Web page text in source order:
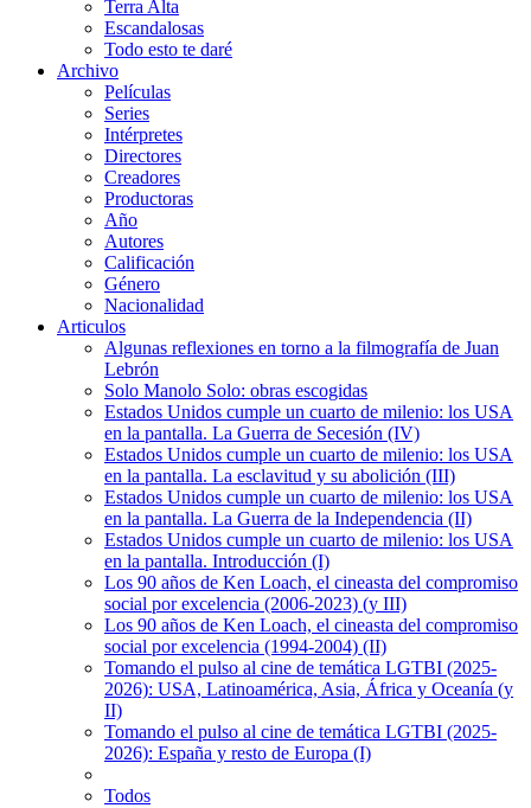
Terra Alta
Escandalosas
Todo esto te daré
Archivo
Películas
Series
Intérpretes
Directores
Creadores
Productoras
Año
Autores
Calificación
Género
Nacionalidad
Articulos
Algunas reflexiones en torno a la filmografía de Juan
Lebrón
Solo Manolo Solo: obras escogidas
Estados Unidos cumple un cuarto de milenio: los USA
en la pantalla. La Guerra de Secesión (IV)
Estados Unidos cumple un cuarto de milenio: los USA
en la pantalla. La esclavitud y su abolición (III)
Estados Unidos cumple un cuarto de milenio: los USA
en la pantalla. La Guerra de la Independencia (II)
Estados Unidos cumple un cuarto de milenio: los USA
en la pantalla. Introducción (I)
Los 90 años de Ken Loach, el cineasta del compromiso
social por excelencia (2006-2023) (y III)
Los 90 años de Ken Loach, el cineasta del compromiso
social por excelencia (1994-2004) (II)
Tomando el pulso al cine de temática LGTBI (2025-
2026): USA, Latinoamérica, Asia, África y Oceanía (y
II)
Tomando el pulso al cine de temática LGTBI (2025-
2026): España y resto de Europa (I)
Todos